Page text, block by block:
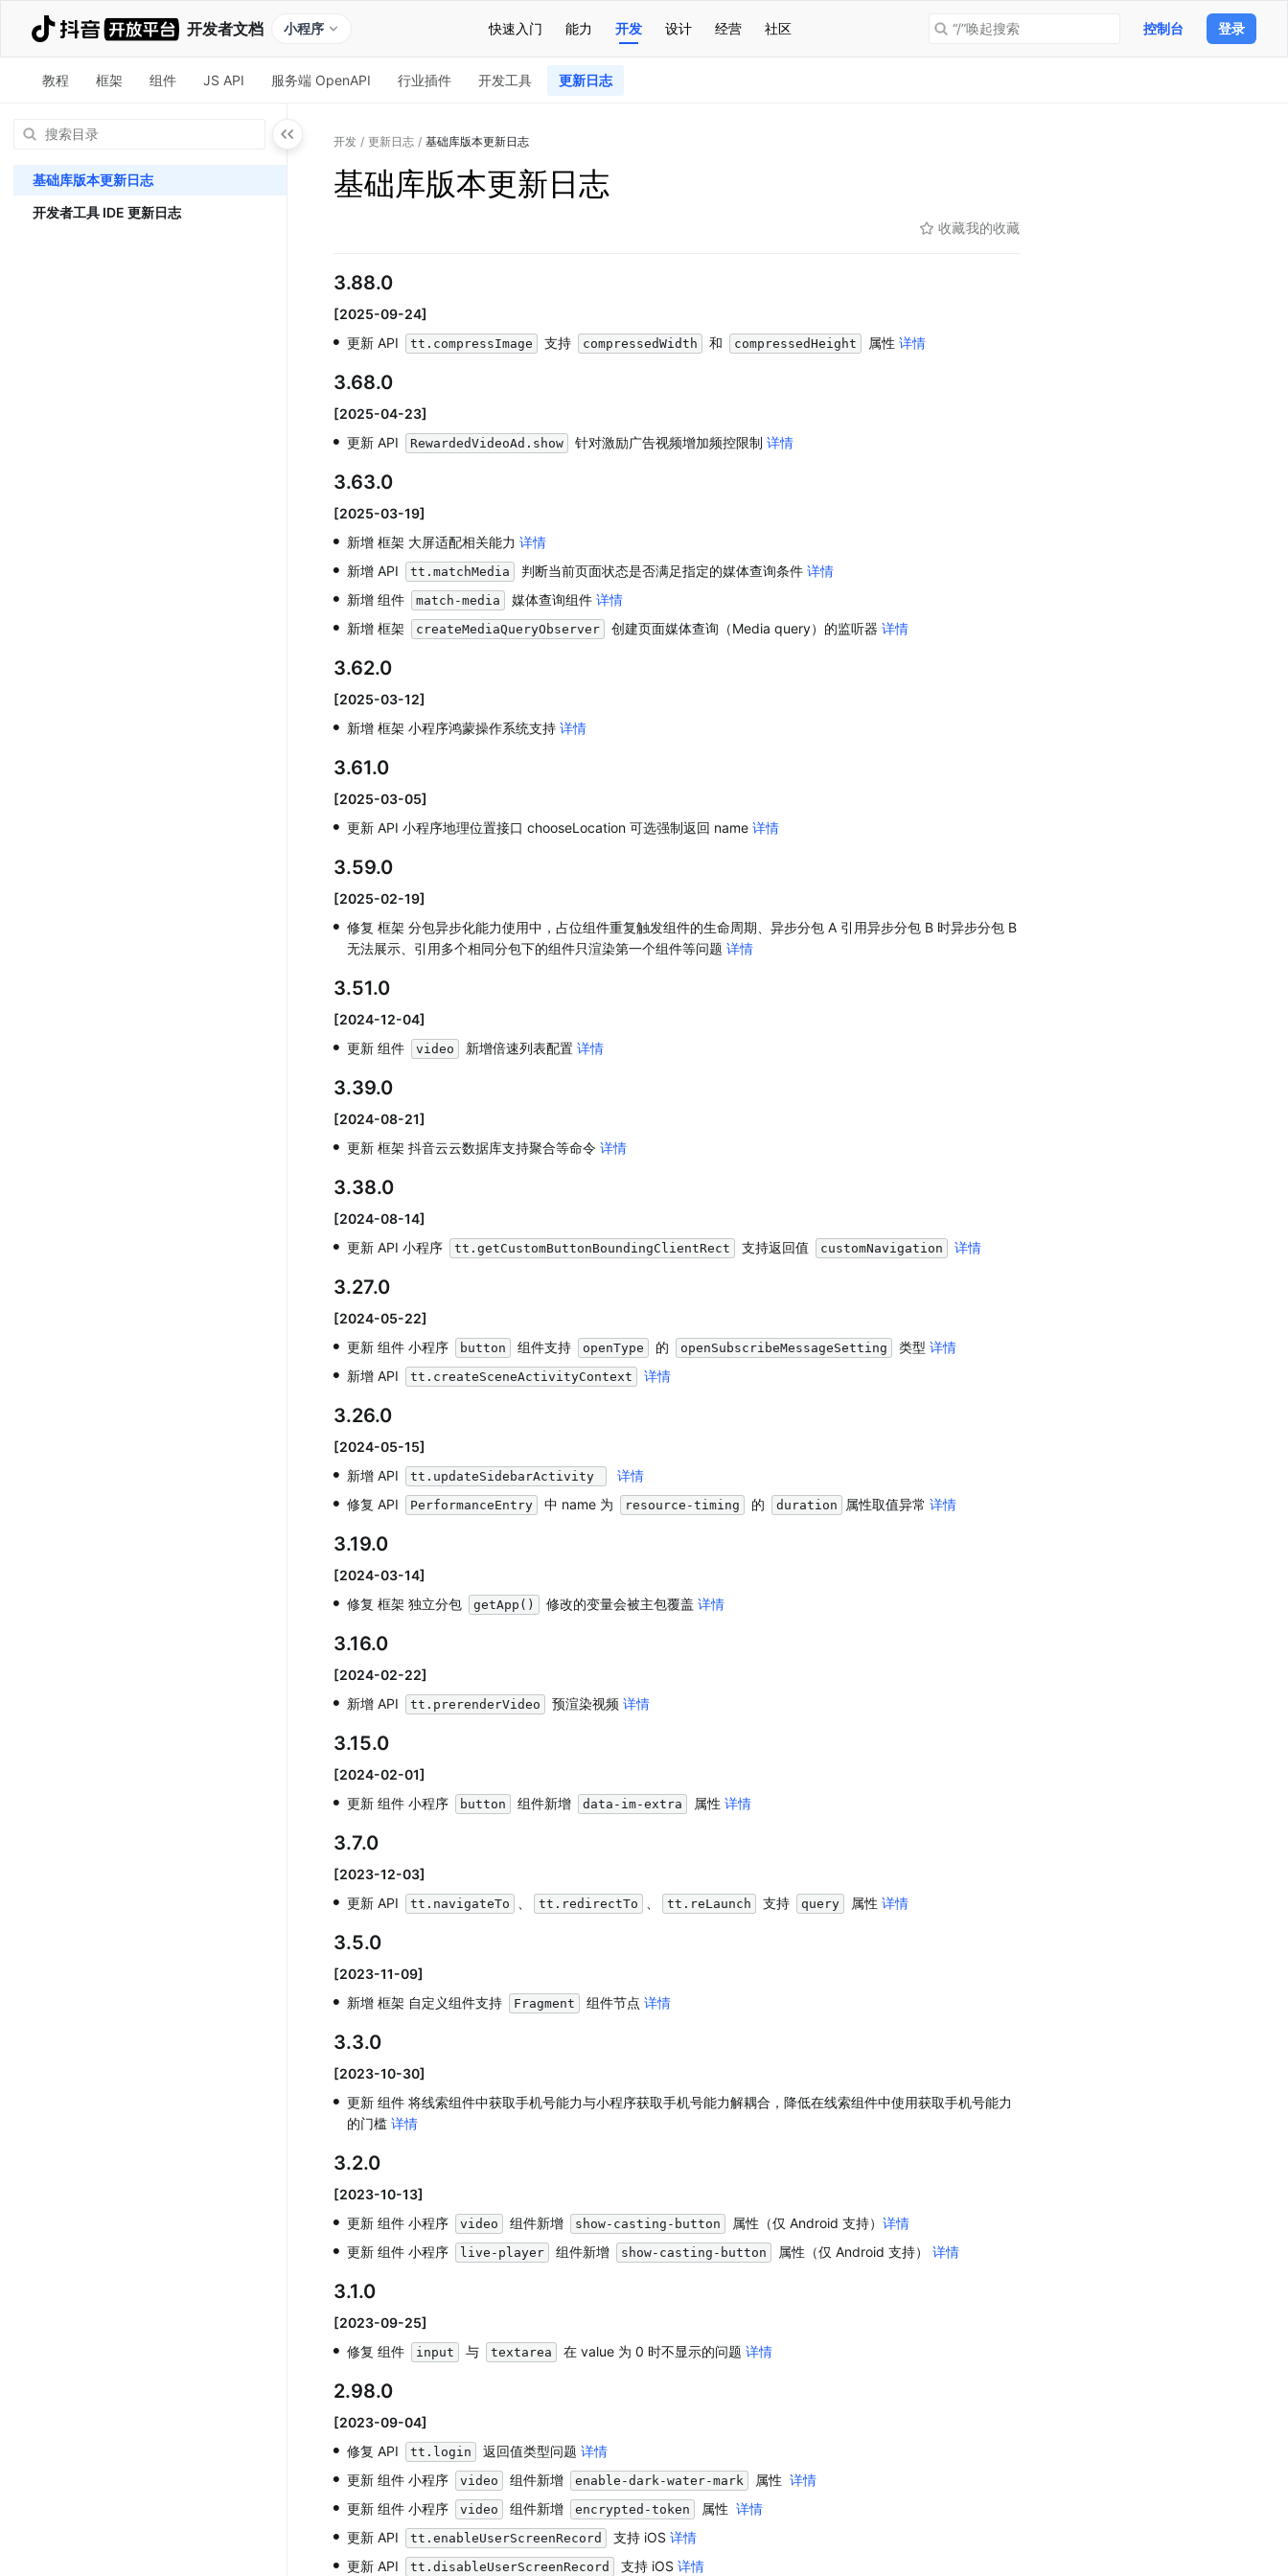
开发者文档 小程序 快速入门 能力 开发 设计 经营 社区 “/”唤起搜索 控制台 登录
教程 框架 组件 JS API 服务端 OpenAPI 行业插件 开发工具 更新日志
基础库版本更新日志
开发者工具 IDE 更新日志
开发 / 更新日志 / 基础库版本更新日志
基础库版本更新日志
收藏我的收藏
3.88.0
[2025-09-24]
• 更新 API tt.compressImage 支持 compressedWidth 和 compressedHeight 属性 详情
3.68.0
[2025-04-23]
• 更新 API RewardedVideoAd.show 针对激励广告视频增加频控限制 详情
3.63.0
[2025-03-19]
• 新增 框架 大屏适配相关能力 详情
• 新增 API tt.matchMedia 判断当前页面状态是否满足指定的媒体查询条件 详情
• 新增 组件 match-media 媒体查询组件 详情
• 新增 框架 createMediaQueryObserver 创建页面媒体查询（Media query）的监听器 详情
3.62.0
[2025-03-12]
• 新增 框架 小程序鸿蒙操作系统支持 详情
3.61.0
[2025-03-05]
• 更新 API 小程序地理位置接口 chooseLocation 可选强制返回 name 详情
3.59.0
[2025-02-19]
• 修复 框架 分包异步化能力使用中，占位组件重复触发组件的生命周期、异步分包 A 引用异步分包 B 时异步分包 B
无法展示、引用多个相同分包下的组件只渲染第一个组件等问题 详情
3.51.0
[2024-12-04]
• 更新 组件 video 新增倍速列表配置 详情
3.39.0
[2024-08-21]
• 更新 框架 抖音云云数据库支持聚合等命令 详情
3.38.0
[2024-08-14]
• 更新 API 小程序 tt.getCustomButtonBoundingClientRect 支持返回值 customNavigation 详情
3.27.0
[2024-05-22]
• 更新 组件 小程序 button 组件支持 openType 的 openSubscribeMessageSetting 类型 详情
• 新增 API tt.createSceneActivityContext 详情
3.26.0
[2024-05-15]
• 新增 API tt.updateSidebarActivity 详情
• 修复 API PerformanceEntry 中 name 为 resource-timing 的 duration 属性取值异常 详情
3.19.0
[2024-03-14]
• 修复 框架 独立分包 getApp() 修改的变量会被主包覆盖 详情
3.16.0
[2024-02-22]
• 新增 API tt.prerenderVideo 预渲染视频 详情
3.15.0
[2024-02-01]
• 更新 组件 小程序 button 组件新增 data-im-extra 属性 详情
3.7.0
[2023-12-03]
• 更新 API tt.navigateTo tt.redirectTo tt.reLaunch 支持 query 属性 详情
3.5.0
[2023-11-09]
• 新增 框架 自定义组件支持 Fragment 组件节点 详情
3.3.0
[2023-10-30]
• 更新 组件 将线索组件中获取手机号能力与小程序获取手机号能力解耦合，降低在线索组件中使用获取手机号能力
的门槛 详情
3.2.0
[2023-10-13]
• 更新 组件 小程序 video 组件新增 show-casting-button 属性（仅 Android 支持） 详情
• 更新 组件 小程序 live-player 组件新增 show-casting-button 属性（仅 Android 支持） 详情
3.1.0
[2023-09-25]
• 修复 组件 input 与 textarea 在 value 为 0 时不显示的问题 详情
2.98.0
[2023-09-04]
• 修复 API tt.login 返回值类型问题 详情
• 更新 组件 小程序 video 组件新增 enable-dark-water-mark 属性 详情
• 更新 组件 小程序 video 组件新增 encrypted-token 属性 详情
• 更新 API tt.enableUserScreenRecord 支持 iOS 详情
• 更新 API tt.disableUserScreenRecord 支持 iOS 详情